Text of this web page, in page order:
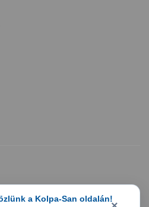
a Kolpa-San oldalán!